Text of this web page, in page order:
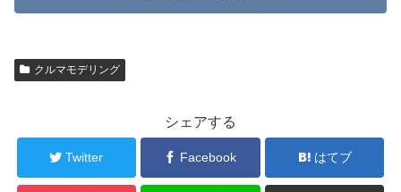
クルマモデリング
シェアする
Twitter Facebook はてブ